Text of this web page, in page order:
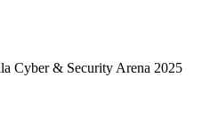
Cyber & Security Arena 2025